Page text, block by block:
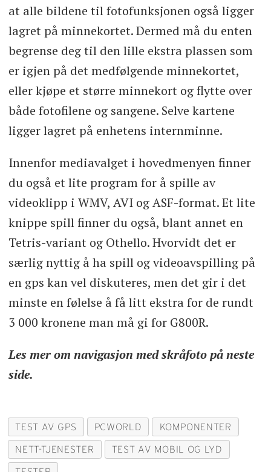
at alle bildene til fotofunksjonen også ligger
lagret på minnekortet. Dermed må du enten
begrense deg til den lille ekstra plassen som
er igjen på det medfølgende minnekortet,
eller kjøpe et større minnekort og flytte over
både fotofilene og sangene. Selve kartene
ligger lagret på enhetens internminne.
Innenfor mediavalget i hovedmenyen finner
du også et lite program for å spille av
videoklipp i WMV, AVI og ASF-format. Et lite
knippe spill finner du også, blant annet en
Tetris-variant og Othello. Hvorvidt det er
særlig nyttig å ha spill og videoavspilling på
en gps kan vel diskuteres, men det gir i det
minste en følelse å få litt ekstra for de rundt
3 000 kronene man må gi for G800R.
Les mer om navigasjon med skråfoto på neste
side.
TEST AV GPS PCWORLD KOMPONENTER
NETT-TJENESTER TEST AV MOBIL OG LYD